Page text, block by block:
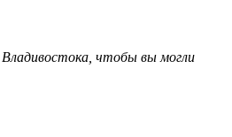
чтобы вы могли